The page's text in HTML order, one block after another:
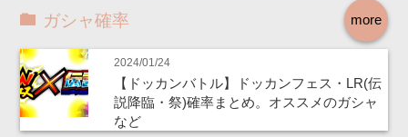
more
ガシャ確率
2024/01/24
【ドッカンバトル】ドッカンフェス・LR(伝
説降臨・祭)確率まとめ。オススメのガシャ
など